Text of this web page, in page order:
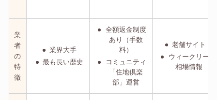
業
者
の
特
徴
業界大手
最も長い歴史
全額返金制度
あり（手数
料）
コミュニティ
「住地倶楽
部」運営
老舗サイト
ウィークリー
相場情報